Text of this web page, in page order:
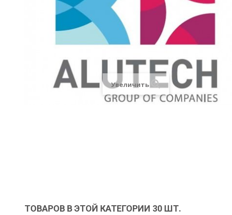
Увеличить
ТОВАРОВ В ЭТОЙ КАТЕГОРИИ 30 ШТ.